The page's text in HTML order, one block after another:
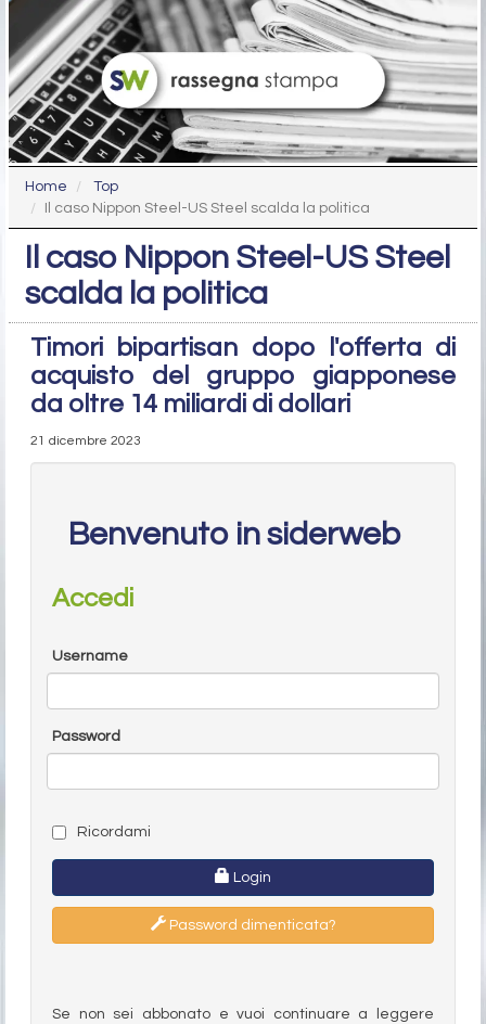
Home
Top
Il caso Nippon Steel-US Steel scalda la politica
Il caso Nippon Steel-US Steel
scalda la politica
Timori bipartisan dopo l'offerta di
acquisto del gruppo giapponese
da oltre 14 miliardi di dollari
21 dicembre 2023
Benvenuto in siderweb
Accedi
Username
Password
Ricordami
Login
Password dimenticata?
Se non sei abbonato e vuoi continuare a leggere